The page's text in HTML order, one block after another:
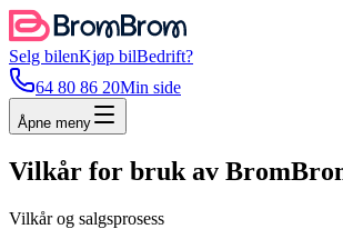
Selg bilenKjøp bilBedrift?
64 80 86 20Min side
Åpne meny
Vilkår for bruk av
Vilkår og salgsprosess